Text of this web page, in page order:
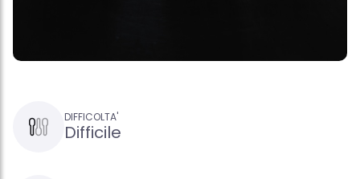
DIFFICOLTA'
Difficile